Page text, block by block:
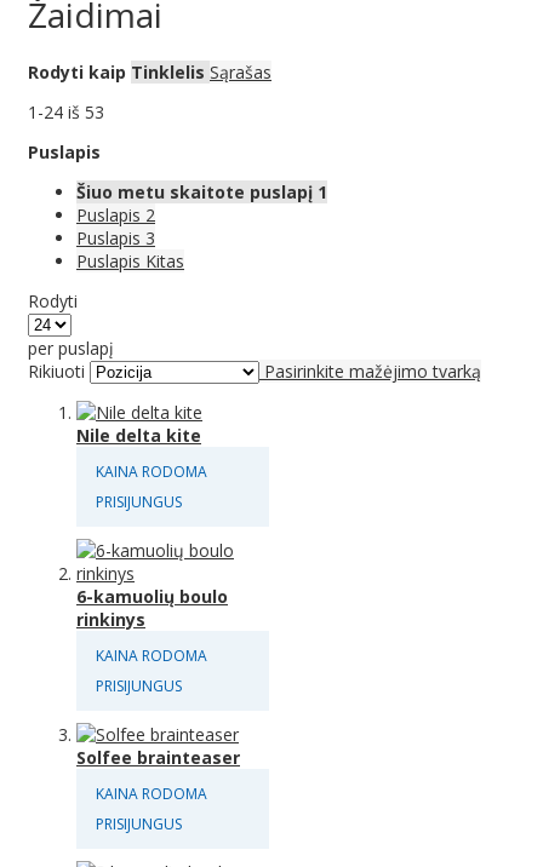
Žaidimai
Rodyti kaip Tinklelis Sąrašas
1 -24 iš 53
Puslapis
Šiuo metu skaitote puslapį 1
Puslapis 2
Puslapis 3
Puslapis Kitas
Rodyti
per puslapį
Rikiuoti
Pasirinkite mažėjimo tvarką
Nile delta kite
KAINA RODOMA
PRISIJUNGUS
6-kamuolių boulo
rinkinys
KAINA RODOMA
PRISIJUNGUS
Solfee brainteaser
KAINA RODOMA
PRISIJUNGUS